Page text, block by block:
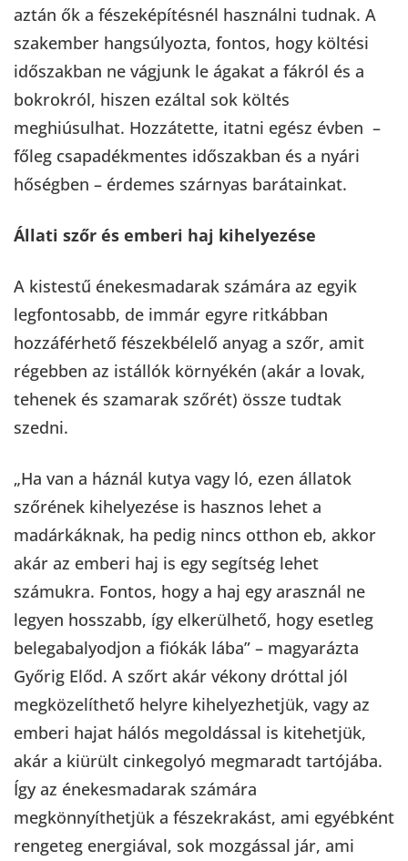
aztán ők a fészeképítésnél használni tudnak. A
szakember hangsúlyozta, fontos, hogy költési
időszakban ne vágjunk le ágakat a fákról és a
bokrokról, hiszen ezáltal sok költés
meghiúsulhat. Hozzátette, itatni egész évben –
főleg csapadékmentes időszakban és a nyári
hőségben – érdemes szárnyas barátainkat.
Állati szőr és emberi haj kihelyezése
A kistestű énekesmadarak számára az egyik
legfontosabb, de immár egyre ritkábban
hozzáférhető fészekbélelő anyag a szőr, amit
régebben az istállók környékén (akár a lovak,
tehenek és szamarak szőrét) össze tudtak
szedni.
„Ha van a háznál kutya vagy ló, ezen állatok
szőrének kihelyezése is hasznos lehet a
madárkáknak, ha pedig nincs otthon eb, akkor
akár az emberi haj is egy segítség lehet
számukra. Fontos, hogy a haj egy arasznál ne
legyen hosszabb, így elkerülhető, hogy esetleg
belegabalyodjon a fiókák lába” – magyarázta
Győrig Előd. A szőrt akár vékony dróttal jól
megközelíthető helyre kihelyezhetjük, vagy az
emberi hajat hálós megoldással is kitehetjük,
akár a kiürült cinkegolyó megmaradt tartójába.
Így az énekesmadarak számára
megkönnyíthetjük a fészekrakást, ami egyébként
rengeteg energiával, sok mozgással jár, ami